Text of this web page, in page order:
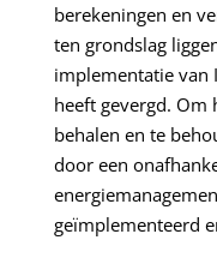
berekeningen en
ten grondslag
implementatie van
heeft gevergd. Om
behalen en te
door een
geïmplementeerd